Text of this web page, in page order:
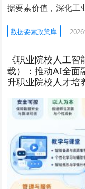
据要素价值，深化工
数据要素政策库
《职业院校人工
载）：推动AI全面
升职业院校人才培